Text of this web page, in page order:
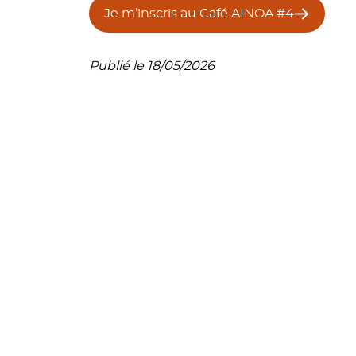
Je m’inscris au Café AINOA #4
Publié le 18/05/2026